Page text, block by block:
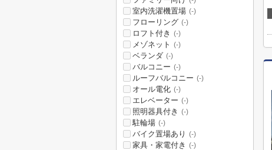
室内洗濯機置場 (-)
フローリング (-)
ロフト付き (-)
メゾネット (-)
ベランダ (-)
バルコニー (-)
ルーフバルコニー (-)
オール電化 (-)
エレベーター (-)
照明器具付き (-)
駐輪場 (-)
バイク置場あり (-)
家具・家電付き (-)